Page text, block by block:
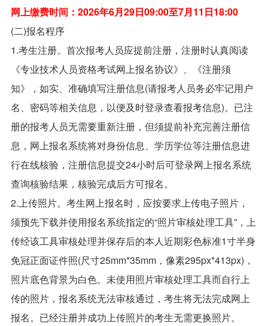
网上缴费时间：2026年6月29日09:00至7月11日18:00
(二)报名程序
1.考生注册。首次报考人员应提前注册，注册时认真阅读
《专业技术人员资格考试网上报名协议》、《注册须
知》，如实、准确填写注册信息(请报考人员务必牢记用户
名、密码等相关信息，以便及时登录查看报考信息)。已注
册的报考人员无需要重新注册，但须提前补充完善注册信
息，网上报名系统将对身份信息、学历学位等注册信息进
行在线核验，注册信息提交24小时后可登录网上报名系统
查询核验结果，核验完成后方可报名。
2.上传照片。考生网上报名时，应按要求上传电子照片，
须预先下载并使用报名系统指定的“照片审核处理工具”，上
传经该工具审核处理并保存后的本人近期彩色标准1寸半身
免冠正面证件照(尺寸25mm*35mm，像素295px*413px)，
照片底色背景为白色。未使用照片审核处理工具而自行上
传的照片，报名系统无法审核通过，考生将无法完成网上
报名。已经注册并成功上传照片的考生无需更换照片。